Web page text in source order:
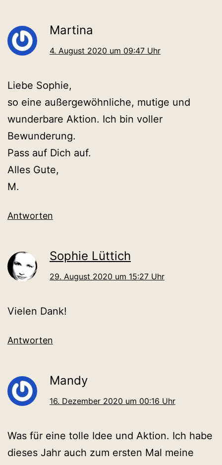
Martina
4. August 2020 um 09:47 Uhr
Liebe Sophie,
so eine außergewöhnliche, mutige und
wunderbare Aktion. Ich bin voller
Bewunderung.
Pass auf Dich auf.
Alles Gute,
M.
Antworten
Sophie Lüttich
29. August 2020 um 15:27 Uhr
Vielen Dank!
Antworten
Mandy
16. Dezember 2020 um 00:16 Uhr
Was für eine tolle Idee und Aktion. Ich habe
dieses Jahr auch zum ersten Mal meine